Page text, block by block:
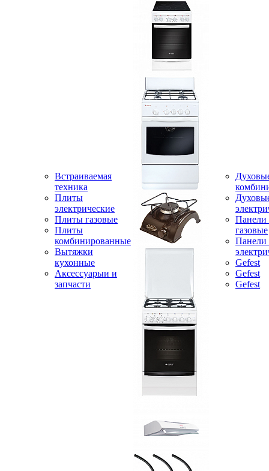
Встраиваемая
техника
Плиты
электрические
Плиты газовые
Плиты
комбинированные
Вытяжки
кухонные
Аксессуарыи и
запчасти
Панели
газовые
Панели
Gefest
Gefest
Gefest